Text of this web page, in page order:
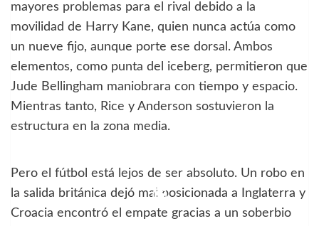
mayores problemas para el rival debido a la
movilidad de Harry Kane, quien nunca actúa como
un nueve fijo, aunque porte ese dorsal. Ambos
elementos, como punta del iceberg, permitieron que
Jude Bellingham maniobrara con tiempo y espacio.
Mientras tanto, Rice y Anderson sostuvieron la
estructura en la zona media.
Pero el fútbol está lejos de ser absoluto. Un robo en
la salida británica dejó mal posicionada a Inglaterra y
Croacia encontró el empate gracias a un soberbio